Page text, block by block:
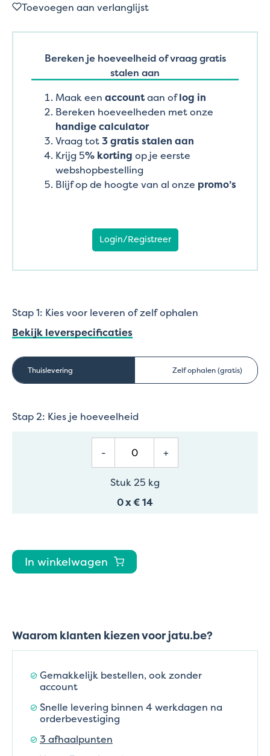
Toevoegen aan verlanglijst
Bereken je hoeveelheid of vraag gratis
stalen aan
Maak een accountaan oflog in
Bereken hoeveelheden met onze
handige calculator
Vraag tot3 gratis stalen aan
Krijg 5% korting op je eerste
webshopbestelling
Blijf op de hoogte van al onze promo’s
Login/Registreer
Stap 1: Kies voor leveren of zelf ophalen
Bekijk leverspecificaties
Thuislevering Zelf ophalen (gratis)
Stap 2: Kies je hoeveelheid
- +
Stuk 25 kg
0x€ 14
In winkelwagen
Waarom klanten kiezen voor jatu.be?
Gemakkelijk bestellen, ook zonder
account
Snelle levering binnen 4 werkdagen na
orderbevestiging
3 afhaalpunten